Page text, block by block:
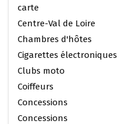
carte
Centre-Val de Loire
Chambres d'hôtes
Cigarettes électroniques
Clubs moto
Coiffeurs
Concessions
Concessions